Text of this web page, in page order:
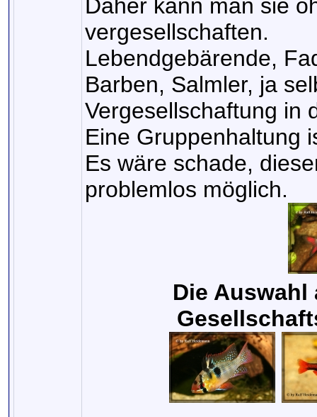
Daher kann man sie
vergesellschaften.
Lebendgebärende,
Barben, Salmler, ja
Vergesellschaftung in
Eine Gruppenhaltung
Es wäre schade,
problemlos möglich.
Die